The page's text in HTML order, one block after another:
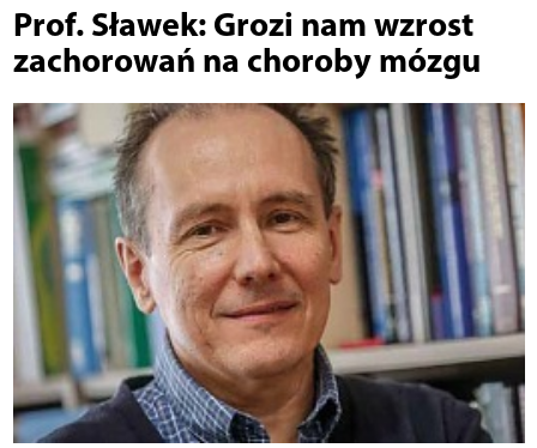
Prof. Sławek: Grozi nam wzrost
zachorowań na choroby mózgu